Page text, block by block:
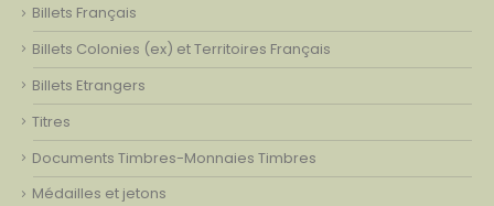
Billets Français
Billets Colonies (ex) et Territoires Français
Billets Etrangers
Titres
Documents Timbres-Monnaies Timbres
Médailles et jetons